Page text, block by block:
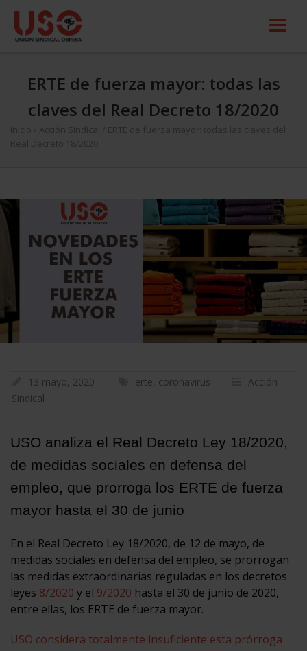
ERTE de fuerza mayor: todas las
claves del Real Decreto 18/2020
Inicio Acción Sindical
ERTE de fuerza mayor: todas las claves del
Real Decreto 18/2020
13 mayo, 2020 erte, coronavirus
Acción
Sindical
USO analiza el Real Decreto Ley 18/2020,
de medidas sociales en defensa del
empleo, que prorroga los ERTE de fuerza
mayor hasta el 30 de junio
En el Real Decreto Ley 18/2020, de 12 de mayo, de
medidas sociales en defensa del empleo, se prorrogan
las medidas extraordinarias reguladas en los decretos
leyes 8/2020 y el 9/2020 hasta el 30 de junio de 2020,
entre ellas, los ERTE de fuerza mayor.
USO considera totalmente insuficiente esta prórroga